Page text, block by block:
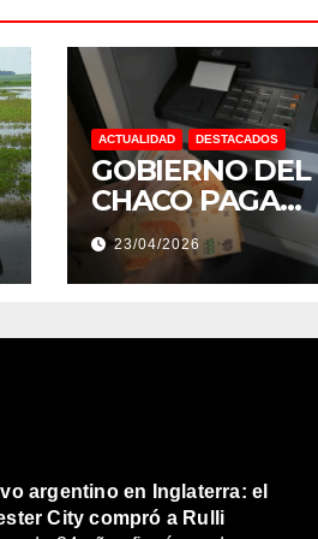
ACTUALIDAD DESTACADOS
GOBIERNO DEL
CHACO PAGA
SUELDOS EL 29
DE ABRIL, CON
2% DE
23/04/2026
argentino en Inglaterra: el
City compró a Rulli